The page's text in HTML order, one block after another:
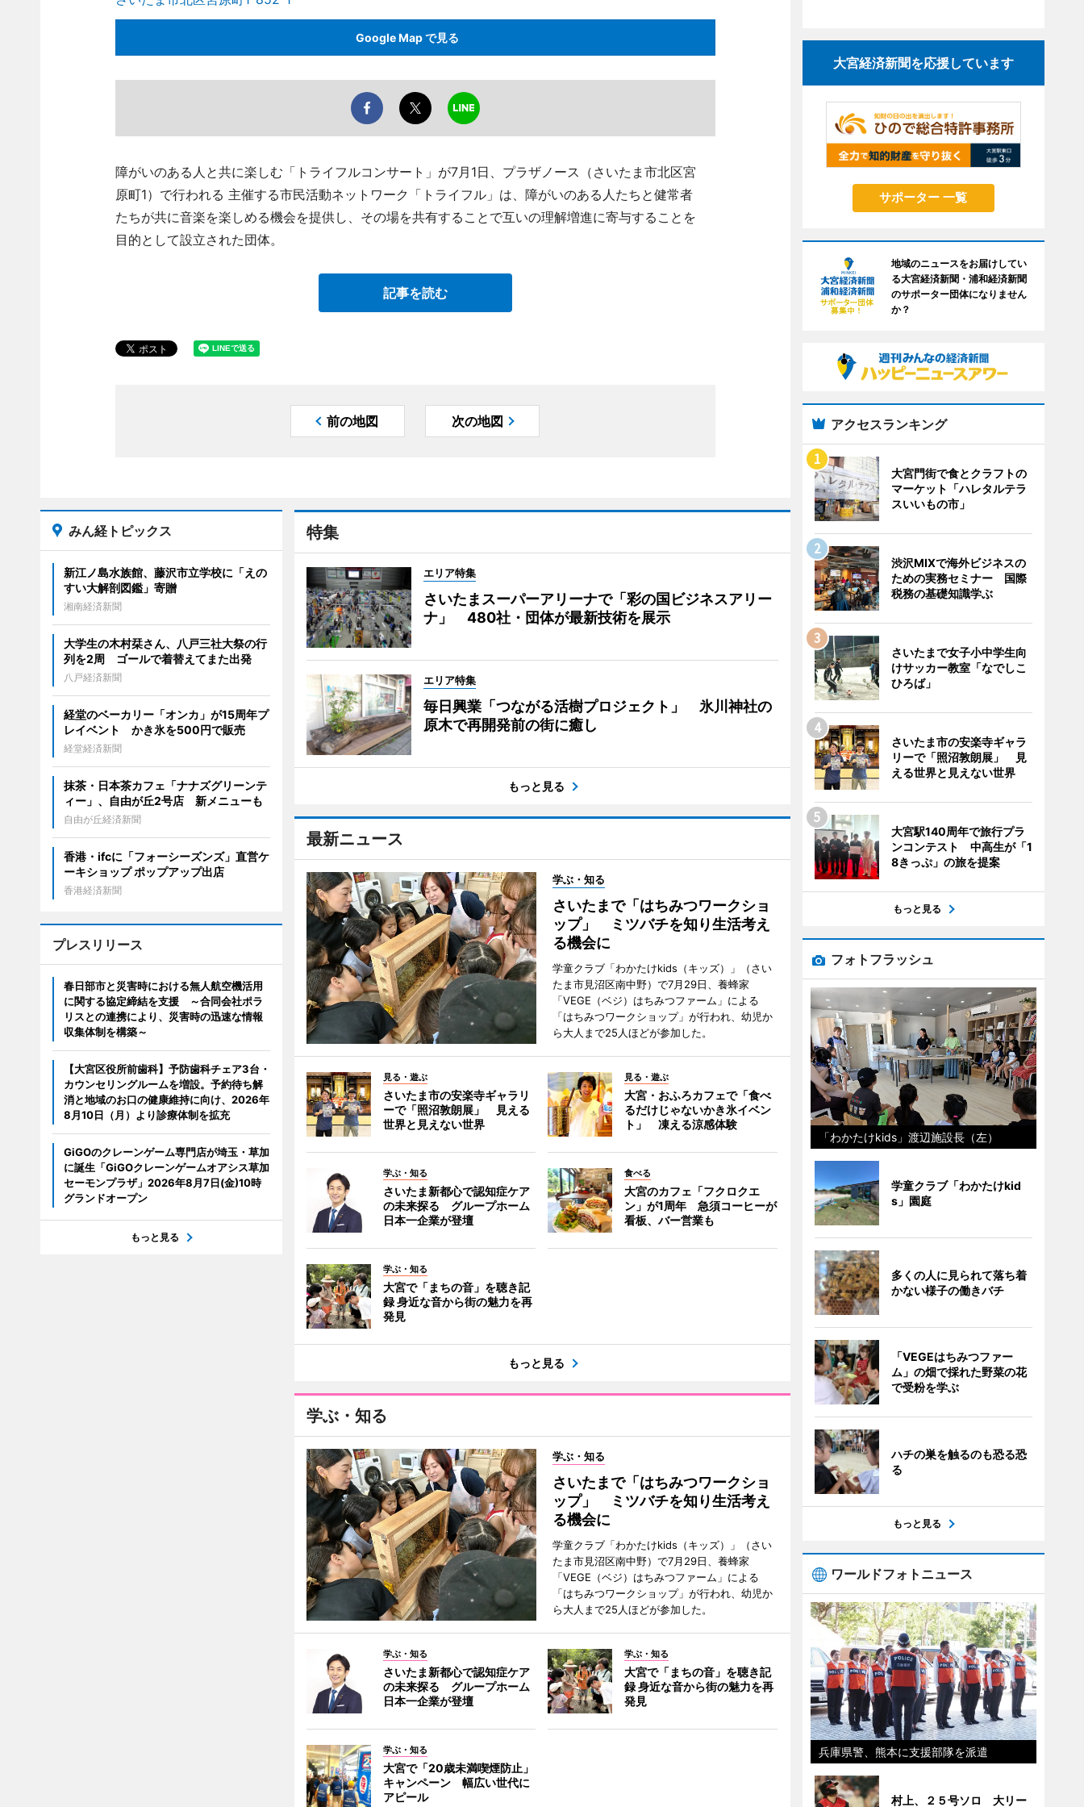
Google Map で見る
障がいのある人と共に楽しむ「トライフルコンサート」が7月1日、プラザノース（さいたま市北区宮
原町1）で行われる 主催する市民活動ネットワーク「トライフル」は、障がいのある人たちと健常者
たちが共に音楽を楽しめる機会を提供し、その場を共有することで互いの理解増進に寄与することを
目的として設立された団体。
記事を読む
前の地図 次の地図
特集
エリア特集
さいたまスーパーアリーナで「彩の国ビジネスアリー
ナ」 480社・団体が最新技術を展示
エリア特集
毎日興業「つながる活樹プロジェクト」 氷川神社の
原木で再開発前の街に癒し
もっと見る
最新ニュース
学ぶ・知る
さいたまで「はちみつワークショ
ップ」 ミツバチを知り生活考え
る機会に
学童クラブ「わかたけkids（キッズ）」（さい
たま市見沼区南中野）で7月29日、養蜂家
「VEGE（ベジ）はちみつファーム」による
「はちみつワークショップ」が行われ、幼児か
ら大人まで25人ほどが参加した。
見る・遊ぶ
さいたま市の安楽寺ギャラリ
ーで「照沼敦朗展」 見える
世界と見えない世界
見る・遊ぶ
大宮・おふろカフェで「食べ
るだけじゃないかき氷イベン
ト」 凍える涼感体験
学ぶ・知る
さいたま新都心で認知症ケア
の未来探る グループホーム
日本一企業が登壇
食べる
大宮のカフェ「フクロクエ
ン」が1周年 急須コーヒーが
看板、バー営業も
学ぶ・知る
大宮で「まちの音」を聴き記
録 身近な音から街の魅力を再
発見
もっと見る
学ぶ・知る
学ぶ・知る
さいたまで「はちみつワークショ
ップ」 ミツバチを知り生活考え
る機会に
学童クラブ「わかたけkids（キッズ）」（さい
たま市見沼区南中野）で7月29日、養蜂家
「VEGE（ベジ）はちみつファーム」による
「はちみつワークショップ」が行われ、幼児か
ら大人まで25人ほどが参加した。
学ぶ・知る
さいたま新都心で認知症ケア
の未来探る グループホーム
日本一企業が登壇
学ぶ・知る
大宮で「まちの音」を聴き記
録 身近な音から街の魅力を再
発見
学ぶ・知る
大宮で「20歳未満喫煙防止」
キャンペーン 幅広い世代に
アピール
みん経トピックス
新江ノ島水族館、藤沢市立学校に「えの
すい大解剖図鑑」寄贈
湘南経済新聞
大学生の木村栞さん、八戸三社大祭の行
列を2周 ゴールで着替えてまた出発
八戸経済新聞
経堂のベーカリー「オンカ」が15周年プ
レイベント かき氷を500円で販売
経堂経済新聞
抹茶・日本茶カフェ「ナナズグリーンテ
ィー」、自由が丘2号店 新メニューも
自由が丘経済新聞
香港・ifcに「フォーシーズンズ」直営ケ
ーキショップ ポップアップ出店
香港経済新聞
プレスリリース
春日部市と災害時における無人航空機活用
に関する協定締結を支援 ～合同会社ポラ
リスとの連携により、災害時の迅速な情報
収集体制を構築～
【大宮区役所前歯科】予防歯科チェア3台・
カウンセリングルームを増設。予約待ち解
消と地域のお口の健康維持に向け、2026年
8月10日（月）より診療体制を拡充
GiGOのクレーンゲーム専門店が埼玉・草加
に誕生「GiGOクレーンゲームオアシス草加
セーモンプラザ」2026年8月7日(金)10時
グランドオープン
もっと見る
大宮経済新聞を応援しています
サポーター 一覧
地域のニュースをお届けしてい
る大宮経済新聞・浦和経済新聞
のサポーター団体になりません
か？
アクセスランキング
大宮門街で食とクラフトの
マーケット「ハレタルテラ
スいいもの市」
渋沢MIXで海外ビジネスの
ための実務セミナー 国際
税務の基礎知識学ぶ
さいたまで女子小中学生向
けサッカー教室「なでしこ
ひろば」
さいたま市の安楽寺ギャラ
リーで「照沼敦朗展」 見
える世界と見えない世界
大宮駅140周年で旅行プラ
ンコンテスト 中高生が「1
8きっぷ」の旅を提案
もっと見る
フォトフラッシュ
「わかたけkids」渡辺施設長（左）
学童クラブ「わかたけkid
s」園庭
多くの人に見られて落ち着
かない様子の働きバチ
「VEGEはちみつファー
ム」の畑で採れた野菜の花
で受粉を学ぶ
ハチの巣を触るのも恐る恐
る
もっと見る
ワールドフォトニュース
兵庫県警、熊本に支援部隊を派遣
村上、２５号ソロ 大リー